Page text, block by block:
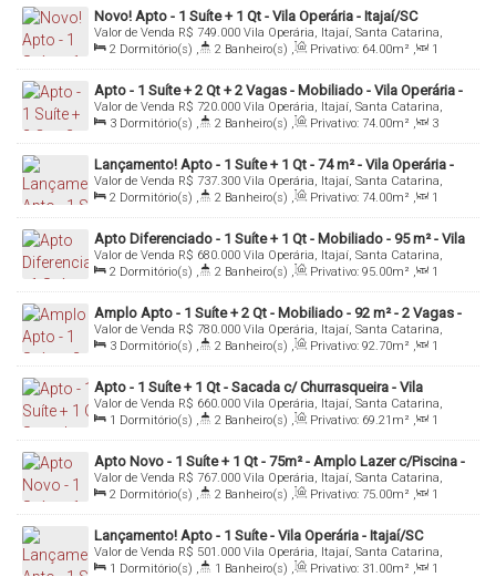
Novo! Apto - 1 Suíte + 1 Qt - Vila Operária - Itajaí/SC
R$ 749.000
Valor de Venda
Vila Operária, Itajaí, Santa Catarina,
Brasil
2 Dormitório(s) , 2 Banheiro(s) , Privativo: 64.00m² ,
1
Sala(s) , 1 Suíte(s) , 1 Vaga(s) , Útil: 64.00m²
Apto - 1 Suíte + 2 Qt + 2 Vagas - Mobiliado - Vila Operária -
Itajaí/SC
R$ 720.000
Valor de Venda
Vila Operária, Itajaí, Santa Catarina,
Brasil
3 Dormitório(s) , 2 Banheiro(s) , Privativo: 74.00m² ,
3
Sala(s) , 1 Suíte(s) , Total: 89.00m² , 2 Vaga(s) ,
Útil:
74Lançamento! Apto - 1 Suíte + 1 Qt - 74 m² - Vila Operária -
Itajaí/SC
R$ 737.300
Valor de Venda
Vila Operária, Itajaí, Santa Catarina,
Brasil
2 Dormitório(s) , 2 Banheiro(s) , Privativo: 74.00m² ,
1
Sala(s) , 1 Suíte(s) , 1 Vaga(s) , Útil: 74.00m²
Apto Diferenciado - 1 Suíte + 1 Qt - Mobiliado - 95 m² - Vila
Operária - Itajaí/SC
R$ 680.000
Valor de Venda
Vila Operária, Itajaí, Santa Catarina,
Brasil
2 Dormitório(s) , 2 Banheiro(s) , Privativo: 95.00m² ,
1
Sala(s) , 1 Suíte(s) , 1 Vaga(s)
Amplo Apto - 1 Suíte + 2 Qt - Mobiliado - 92 m² - 2 Vagas -
Vila Operária - Itajaí/SC
R$ 780.000
Valor de Venda
Vila Operária, Itajaí, Santa Catarina,
Brasil
3 Dormitório(s) , 2 Banheiro(s) , Privativo: 92.70m² ,
1
Sala(s) , 1 Suíte(s) , 1 Vaga(s) , Útil: 92.70m²
Apto - 1 Suíte + 1 Qt - Sacada c/ Churrasqueira - Vila
Operária - Itajaí/SC
R$ 660.000
Valor de Venda
Vila Operária, Itajaí, Santa Catarina,
Brasil
1 Dormitório(s) , 2 Banheiro(s) , Privativo: 69.21 m² ,
1
Sala(s) , 1 Suíte(s) , 1 Vaga(s)
Apto Novo - 1 Suíte + 1 Qt - 75m² - Amplo Lazer c/Piscina -
Vila Operaria - Ítajai/SC
R$ 767.000
Valor de Venda
Vila Operária, Itajaí, Santa Catarina,
Brasil
2 Dormitório(s) , 2 Banheiro(s) , Privativo: 75.00m² ,
1
Sala(s) , 1 Suíte(s) , Total: 120.00m² , 1 Vaga(s)
Lançamento! Apto - 1 Suíte - Vila Operária - Itajaí/SC
R$ 501.000
Valor de Venda
Vila Operária, Itajaí, Santa Catarina,
Brasil
1 Dormitório(s) , 1 Banheiro(s) , Privativo: 31 .00m² ,
1